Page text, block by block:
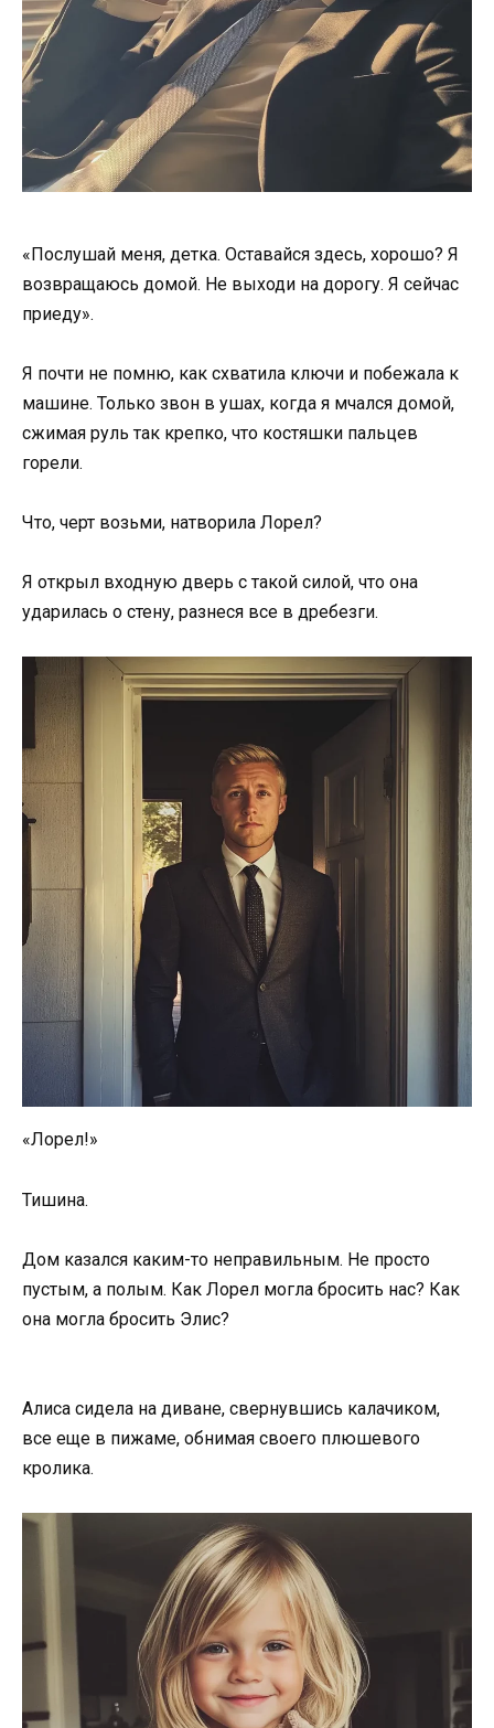
«Послушай меня, детка. Оставайся здесь, хорошо? Я
возвращаюсь домой. Не выходи на дорогу. Я сейчас
приеду».
Я почти не помню, как схватила ключи и побежала к
машине. Только звон в ушах, когда я мчался домой,
сжимая руль так крепко, что костяшки пальцев
горели.
Что, черт возьми, натворила Лорел?
Я открыл входную дверь с такой силой, что она
ударилась о стену, разнеся все в дребезги.
«Лорел!»
Тишина.
Дом казался каким-то неправильным. Не просто
пустым, а полым. Как Лорел могла бросить нас? Как
она могла бросить Элис?
Алиса сидела на диване, свернувшись калачиком,
все еще в пижаме, обнимая своего плюшевого
кролика.